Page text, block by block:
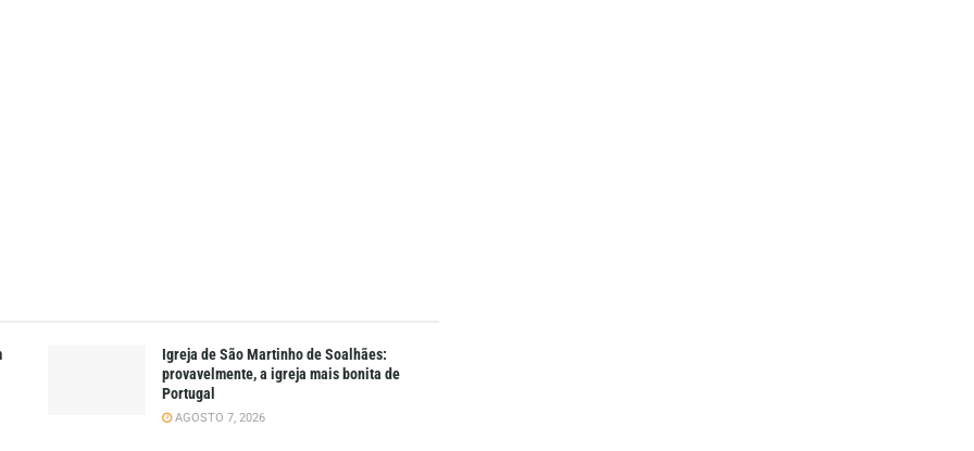
Igreja de São Martinho de Soalhães:
provavelmente, a igreja mais bonita de
Portugal
AGOSTO 7, 2026